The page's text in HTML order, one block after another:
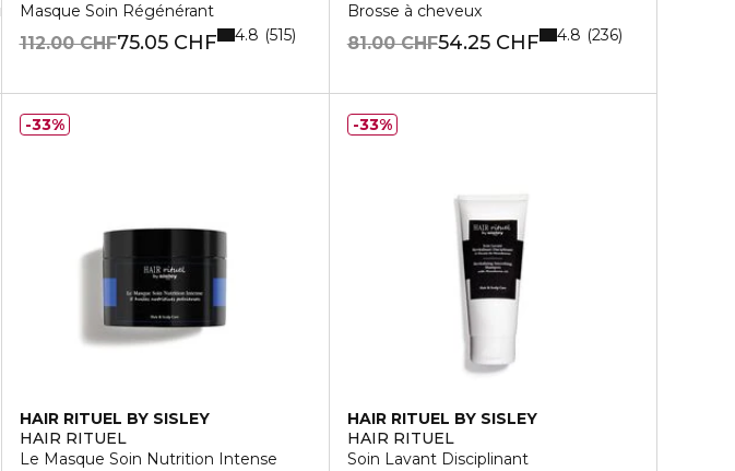
Masque Soin Régénérant
75.05 CHF
112.00 CHF 4.8 515
Brosse à cheveux
54.25 CHF
81.00 CHF 4.8 236
HAIR RITUEL BY SISLEY
HAIR RITUEL
Le Masque Soin Nutrition Intense
33%
HAIR RITUEL BY SISLEY
HAIR RITUEL
Soin Lavant Disciplinant
33%